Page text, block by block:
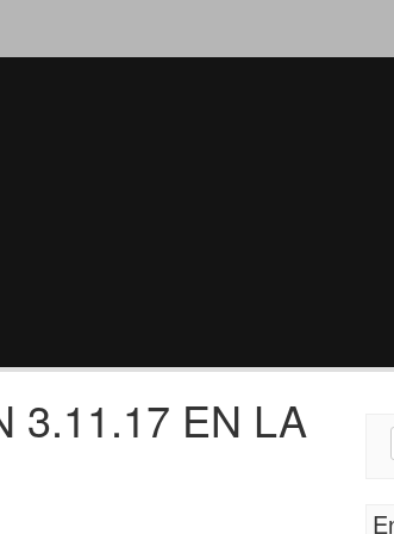
3.11.17 EN LA